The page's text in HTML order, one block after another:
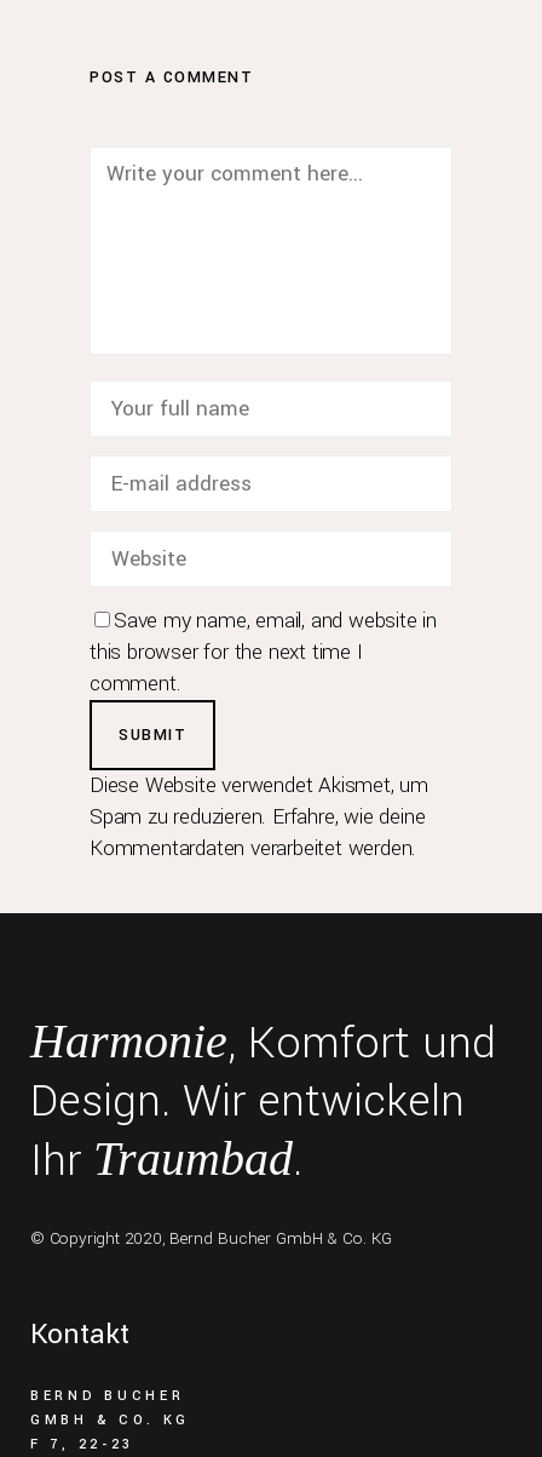
POST A COMMENT
Save my name, email, and website in
this browser for the next time I
comment.
Diese Website verwendet Akismet, um
Spam zu reduzieren. Erfahre, wie deine
Kommentardaten verarbeitet werden.
Harmonie, Komfort und
Design. Wir entwickeln
Ihr Traumbad.
© Copyright 2020, Bernd Bucher GmbH & Co. KG
Kontakt
BERND BUCHER
GMBH & CO. KG
F 7, 22-23